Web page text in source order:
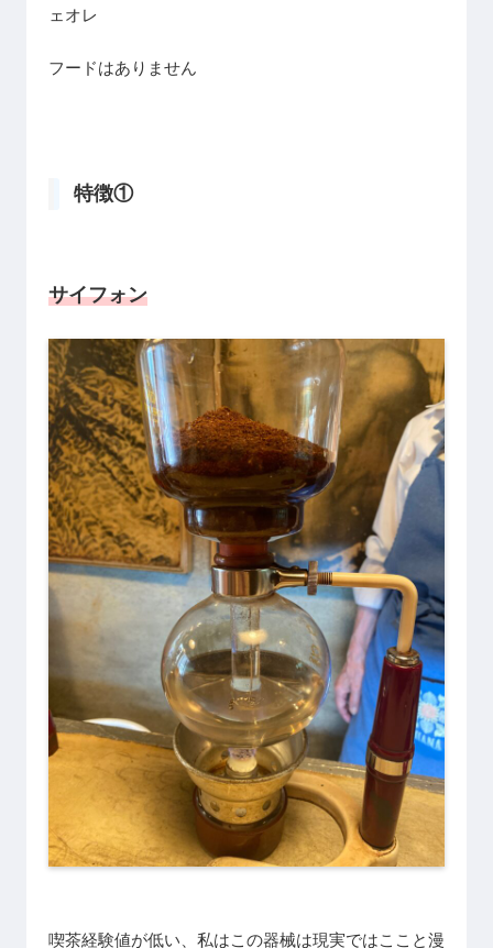
ェオレ
フードはありません
特徴①
サイフォン
喫茶経験値が低い、私はこの器械は現実ではここと漫